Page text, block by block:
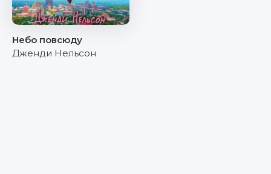
Небо повсюду
Дженди Нельсон